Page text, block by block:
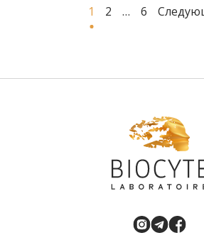
НАВІГАЦІЯ
ЗАПИСАМИ
1 2 … 6